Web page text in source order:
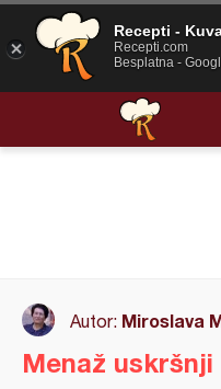
Autor: Miroslava
Menaž
Recepti -
Recepti.com
Besplatna -